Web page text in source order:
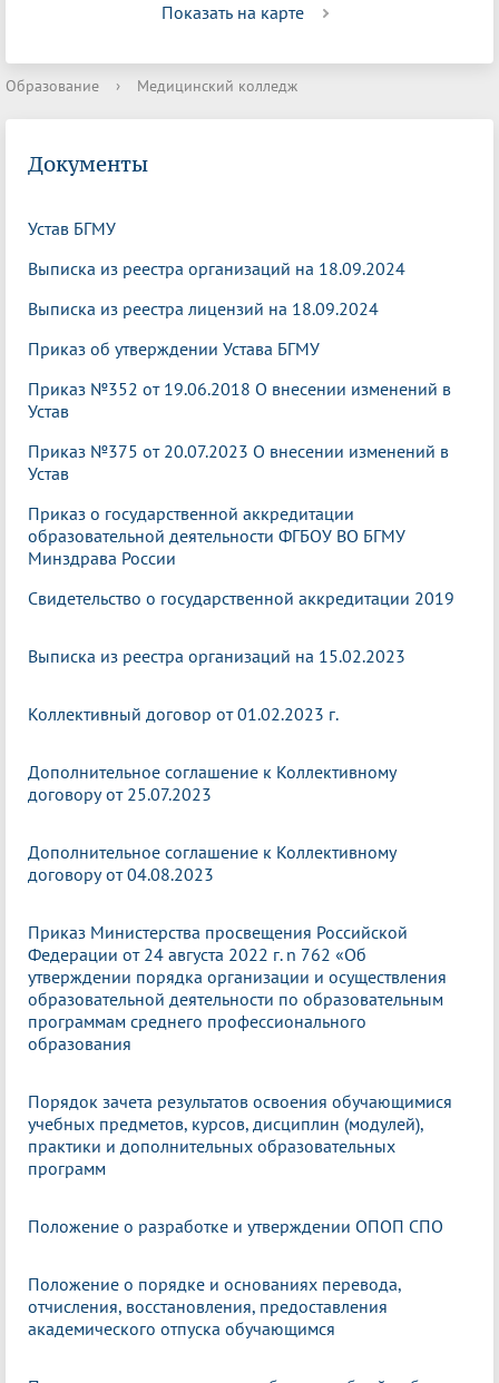
Показать на карте
Образование › Медицинский колледж
Документы
Устав БГМУ
Выписка из реестра организаций на 18.09.2024
Выписка из реестра лицензий на 18.09.2024
Приказ об утверждении Устава БГМУ
Приказ №352 от 19.06.2018 О внесении изменений в
Устав
Приказ №375 от 20.07.2023 О внесении изменений в
Устав
Приказ о государственной аккредитации
образовательной деятельности ФГБОУ ВО БГМУ
Минздрава России
Свидетельство о государственной аккредитации 2019
Выписка из реестра организаций на 15.02.2023
Коллективный договор от 01.02.2023 г.
Дополнительное соглашение к Коллективному
договору от 25.07.2023
Дополнительное соглашение к Коллективному
договору от 04.08.2023
Приказ Министерства просвещения Российской
Федерации от 24 августа 2022 г. n 762 «Об
утверждении порядка организации и осуществления
образовательной деятельности по образовательным
программам среднего профессионального
образования
Порядок зачета результатов освоения обучающимися
учебных предметов, курсов, дисциплин (модулей),
практики и дополнительных образовательных
программ
Положение о разработке и утверждении ОПОП СПО
Положение о порядке и основаниях перевода,
отчисления, восстановления, предоставления
академического отпуска обучающимся